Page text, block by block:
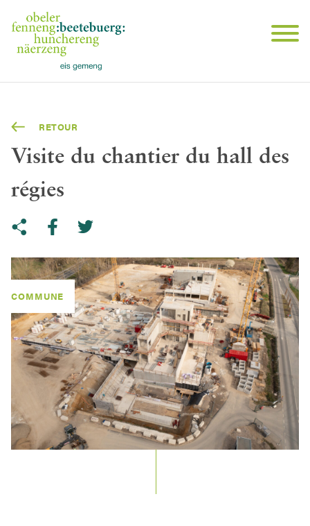
RETOUR
Visite du chantier du hall des
régies
Share on facebook
COMMUNE